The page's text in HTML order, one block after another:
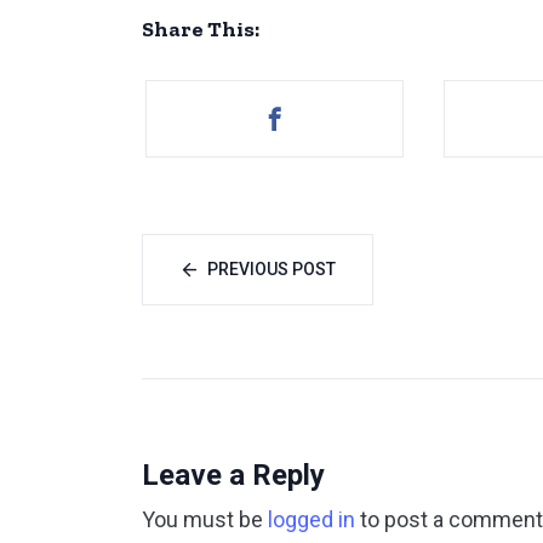
Share This:
PREVIOUS POST
Leave a Reply
You must be logged in to post a